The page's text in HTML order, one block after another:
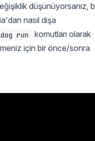
düşünüyorsanız,
nasıl dışa
run
komutları olarak
için bir önce/sonra